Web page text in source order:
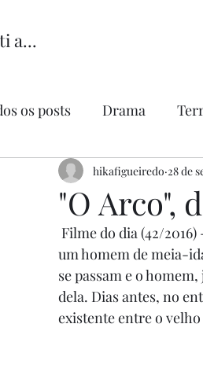
a...
os posts Drama
Comédia Comédia
"O Arco",
hikafigueiredo 28 de
Filme do dia (42/2016)
um homem de meia-
se passam e o
dela. Dias antes, no
existente entre o velho